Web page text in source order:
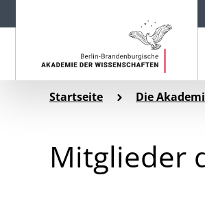
Startseite Die
Mitglieder